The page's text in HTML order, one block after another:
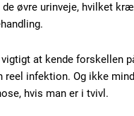
øvre urinveje, hvilket
at kende forskellen
reel infektion. Og ikke
hvis man er i tvivl.